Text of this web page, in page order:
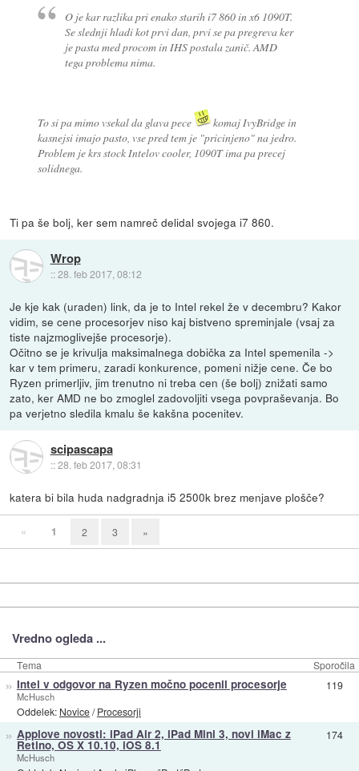
O je kar razlika pri enako starih i7 860 in x6 1090T.
Se slednji hladi kot prvi dan, prvi se pa pregreva ker
je pasta med procom in IHS postala zanič. AMD
tega problema nima.
To si pa mimo vsekal da glava pece
komaj IvyBridge in
kasnejsi imajo pasto, vse pred tem je "pricinjeno" na jedro.
Problem je krs stock Intelov cooler, 1090T ima pa precej
solidnega.
Ti pa še bolj, ker sem namreč delidal svojega i7 860.
Wrop
::28. feb 2017, 08:12
Je kje kak (uraden) link, da je to Intel rekel že v decembru? Kakor
vidim, se cene procesorjev niso kaj bistveno spreminjale (vsaj za
tiste najzmoglivejše procesorje).
Očitno se je krivulja maksimalnega dobička za Intel spemenila ->
kar v tem primeru, zaradi konkurence, pomeni nižje cene. Če bo
Ryzen primerljiv, jim trenutno ni treba cen (še bolj) znižati samo
zato, ker AMD ne bo zmoglel zadovoljiti vsega povpraševanja. Bo
pa verjetno sledila kmalu še kakšna pocenitev.
scipascapa
::28. feb 2017, 08:31
katera bi bila huda nadgradnja i5 2500k brez menjave plošče?
« 1 2 3 »
Vredno ogleda ...
Tema Sporočila
» Intel v odgovor na Ryzen močno pocenil procesorje
McHusch
Oddelek: Novice/Procesorji
119
» Applove novosti: iPad Air 2, iPad Mini 3, novi iMac z
Retino, OS X 10.10, iOS 8.1
McHusch
174